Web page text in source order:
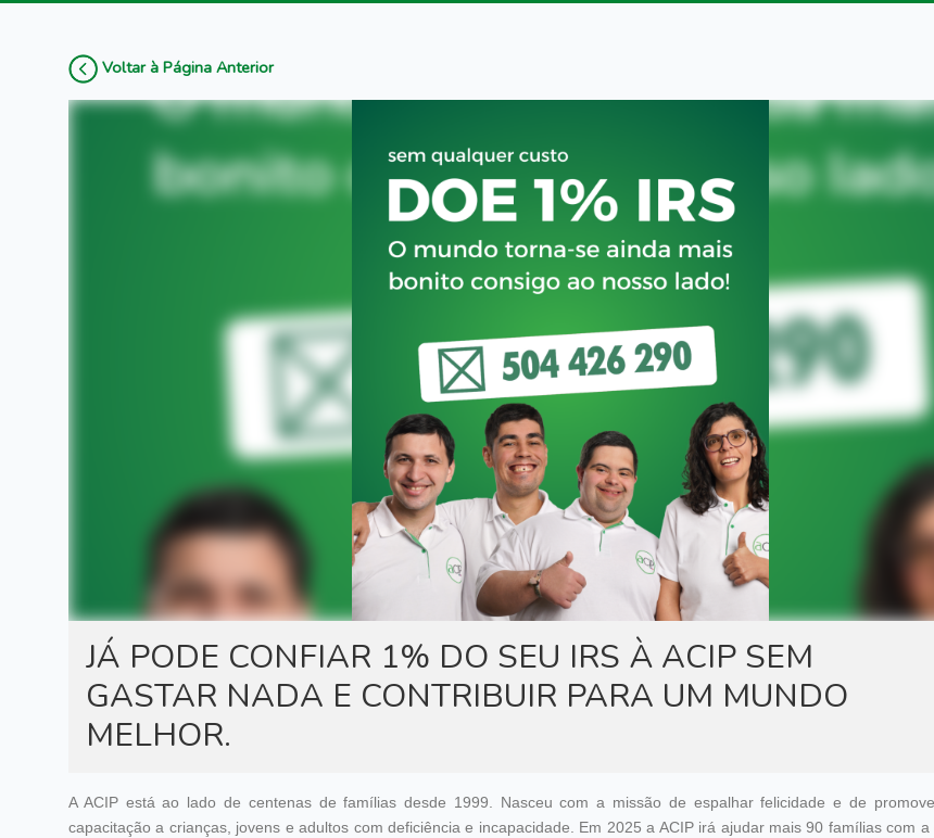
OPINIÃO
DESPORTO
EXCLUSIVO O POVO FAMALICENSE
AMBIENTE
ACIDENTE
ELEIÇÕES AUTÁRQUICAS 2021
DIA INTERNACIONAL DA MULHER
ATUALIDADE
Voltar à Página Anterior
JÁ PODE CONFIAR 1% DO SEU IRS À ACIP SEM
GASTAR NADA E CONTRIBUIR PARA UM MUNDO
MELHOR.
A ACIP está ao lado de centenas de famílias desde 1999. Nasceu com a missão de espalhar felicidade e de
capacitação a crianças, jovens e adultos com deficiência e incapacidade. Em 2025 a ACIP irá ajudar mais 90 famílias com